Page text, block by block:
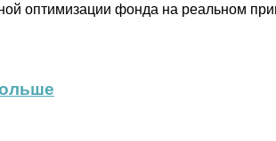
оптимизации фонда на реальном